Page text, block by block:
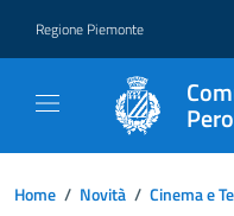
Regione Piemonte
Home / Novità / Cinema e